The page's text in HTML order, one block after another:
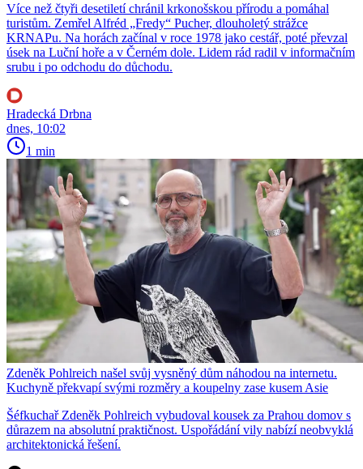
Více než čtyři desetiletí chránil krkonošskou přírodu a pomáhal
turistům. Zemřel Alfréd „Fredy“ Pucher, dlouholetý strážce
KRNAPu. Na horách začínal v roce 1978 jako cestář, poté převzal
úsek na Luční hoře a v Černém dole. Lidem rád radil v informačním
srubu i po odchodu do důchodu.
Hradecká Drbna
dnes, 10:02
1 min
Zdeněk Pohlreich našel svůj vysněný dům náhodou na internetu.
Kuchyně překvapí svými rozměry a koupelny zase kusem Asie
Šéfkuchař Zdeněk Pohlreich vybudoval kousek za Prahou domov s
důrazem na absolutní praktičnost. Uspořádání vily nabízí neobvyklá
architektonická řešení.